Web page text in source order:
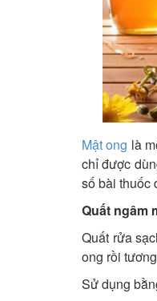
Mật ong là
chỉ được
số bài thuốc
Quất ngâm
Quất rửa
ong rồi
Sử dụng